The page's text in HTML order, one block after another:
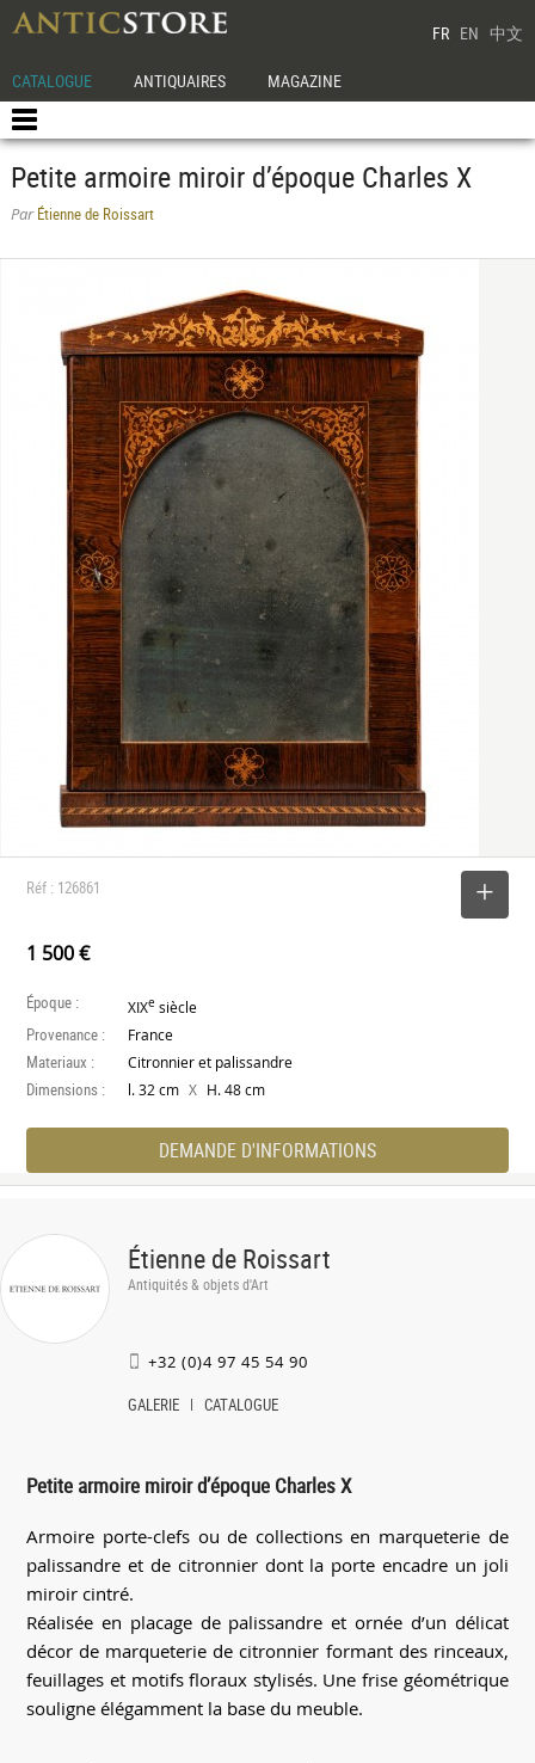
FR EN 中文
CATALOGUE ANTIQUAIRES MAGAZINE
Petite armoire miroir d’époque Charles X
ParÉtienne de Roissart
Réf : 126861
1 500 €
Époque : XIXe siècle
Provenance : France
Materiaux : Citronnier et palissandre
Dimensions : l. 32 cm X H. 48 cm
DEMANDE D'INFORMATIONS
Étienne de Roissart
Antiquités & objets d'Art
+32 (0)4 97 45 54 90
GALERIE CATALOGUE
Petite armoire miroir d’époque Charles X
Armoire porte-clefs ou de collections en marqueterie de
palissandre et de citronnier dont la porte encadre un joli
miroir cintré.
Réalisée en placage de palissandre et ornée d’un délicat
décor de marqueterie de citronnier formant des rinceaux,
feuillages et motifs floraux stylisés. Une frise géométrique
souligne élégamment la base du meuble.